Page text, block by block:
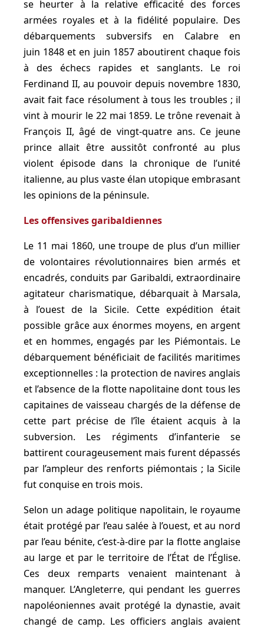
se heurter à la relative efficacité des forces
armées royales et à la fidélité populaire. Des
débarquements subversifs en Calabre en
juin 1848 et en juin 1857 aboutirent chaque fois
à des échecs rapides et sanglants. Le roi
Ferdinand II, au pouvoir depuis novembre 1830,
avait fait face résolument à tous les troubles ; il
vint à mourir le 22 mai 1859. Le trône revenait à
François II, âgé de vingt-quatre ans. Ce jeune
prince allait être aussitôt confronté au plus
violent épisode dans la chronique de l’unité
italienne, au plus vaste élan utopique embrasant
les opinions de la péninsule.
Les offensives garibaldiennes
Le 11 mai 1860, une troupe de plus d’un millier
de volontaires révolutionnaires bien armés et
encadrés, conduits par Garibaldi, extraordinaire
agitateur charismatique, débarquait à Marsala,
à l’ouest de la Sicile. Cette expédition était
possible grâce aux énormes moyens, en argent
et en hommes, engagés par les Piémontais. Le
débarquement bénéficiait de facilités maritimes
exceptionnelles : la protection de navires anglais
et l’absence de la flotte napolitaine dont tous les
capitaines de vaisseau chargés de la défense de
cette part précise de l’île étaient acquis à la
subversion. Les régiments d’infanterie se
battirent courageusement mais furent dépassés
par l’ampleur des renforts piémontais ; la Sicile
fut conquise en trois mois.
Selon un adage politique napolitain, le royaume
était protégé par l’eau salée à l’ouest, et au nord
par l’eau bénite, c’est-à-dire par la flotte anglaise
au large et par le territoire de l’État de l’Église.
Ces deux remparts venaient maintenant à
manquer. L’Angleterre, qui pendant les guerres
napoléoniennes avait protégé la dynastie, avait
changé de camp. Les officiers anglais avaient